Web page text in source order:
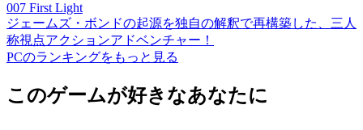
007 First Light
ジェームズ・ボンドの起源を独自の解釈で再構築した、三人
称視点アクションアドベンチャー！
PCのランキングをもっと見る
このゲームが好きなあなたに